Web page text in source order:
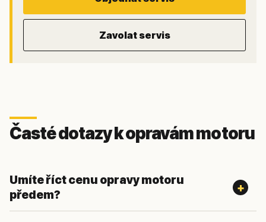
Zavolat servis
Časté dotazy k opravám motoru
Umíte říct cenu opravy motoru
předem?